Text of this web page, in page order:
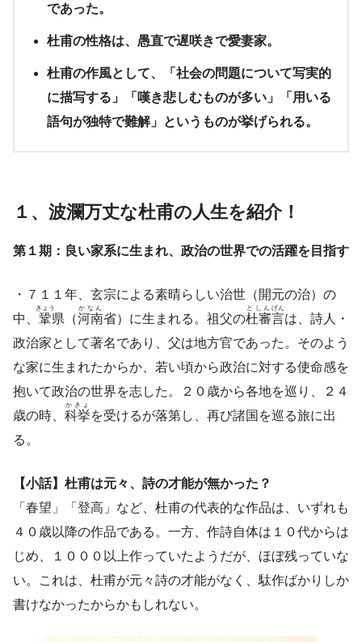
であった。
杜甫の性格は、愚直で遅咲きで愛妻家。
杜甫の作風として、「社会の問題について写実的
に描写する」「嘆き悲しむものが多い」「用いる
語句が独特で難解」というものが挙げられる。
１、波瀾万丈な杜甫の人生を紹介！
第１期：良い家系に生まれ、政治の世界での活躍を目指す
・７１１年、玄宗による素晴らしい治世（開元の治）の
中、 鞏
きょう
県（河南
かなん
省）に生まれる。祖父の杜審
としん
言
げん
は、詩人・
政治家として著名であり、父は地方官であった。そのよう
な家に生まれたからか、若い頃から政治に対する使命感を
抱いて政治の世界を志した。２０歳から各地を巡り、２４
歳の時、 科挙
かきょ
を受けるが落第し、再び諸国を巡る旅に出
る。
【小話】杜甫は元々、詩の才能が無かった？
「春望」「登高」など、杜甫の代表的な作品は、いずれも
４０歳以降の作品である。一方、作詩自体は１０代からは
じめ、１０００以上作っていたようだが、ほぼ残っていな
い。これは、杜甫が元々詩の才能がなく、駄作ばかりしか
書けなかったからかもしれない。